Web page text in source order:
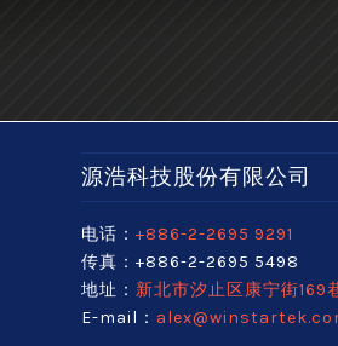
源浩科技股份有限公司
电话： +886-2-2695 9291
传真：+886-2-2695 5498
地址： 新北市汐止区康宁街169
E-mail：